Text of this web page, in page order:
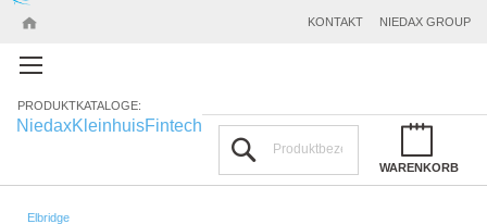
NIEDAX GROUP
KONTAKT
PRODUKTKATALOGE:
NiedaxKleinhuisFintech
WARENKORB
Elbridge